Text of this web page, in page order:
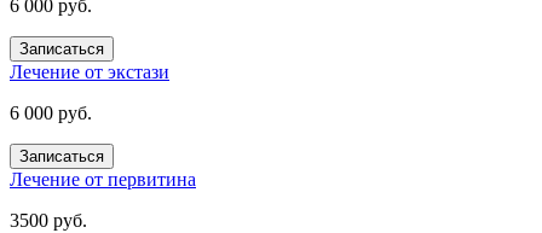
6 000 руб.
Записаться
Лечение от экстази
6 000 руб.
Записаться
Лечение от первитина
3500 руб.